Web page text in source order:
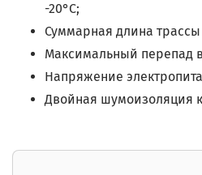
-20°C;
Суммарная длина
Максимальный перепад
Напряжение
Двойная шумоизоляция